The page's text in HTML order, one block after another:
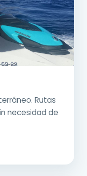
Rutas
necesidad de